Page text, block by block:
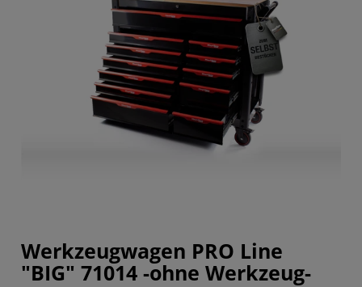
Werkzeugwagen PRO Line
"BIG" 71014 -ohne Werkzeug-